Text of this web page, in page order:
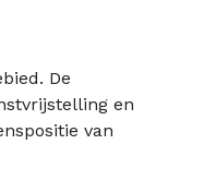
De
en
van